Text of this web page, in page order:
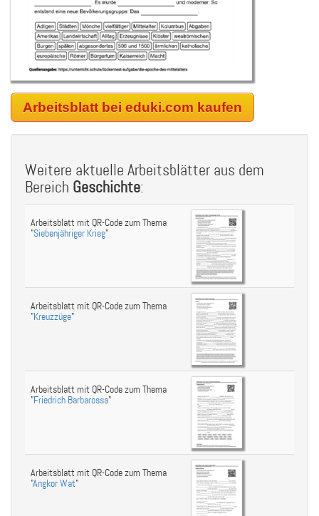
Arbeitsblatt bei eduki.com kaufen
Weitere aktuelle Arbeitsblätter aus dem
Bereich Geschichte:
Arbeitsblatt mit QR-Code zum Thema
"Siebenjähriger Krieg"
Arbeitsblatt mit QR-Code zum Thema
"Kreuzzüge"
Arbeitsblatt mit QR-Code zum Thema
"Friedrich Barbarossa"
Arbeitsblatt mit QR-Code zum Thema
"Angkor Wat"